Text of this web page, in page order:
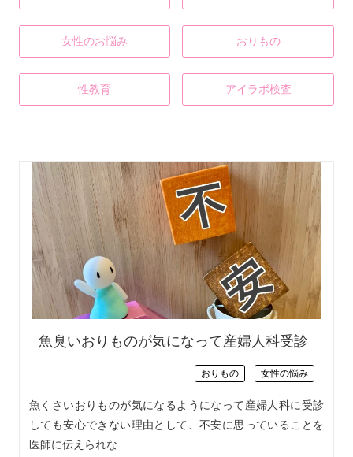
女性のお悩み おりもの
性教育 アイラボ検査
魚臭いおりものが気になって産婦人科受診
おりもの 女性の悩み
魚くさいおりものが気になるようになって産婦人科に受診
しても安心できない理由として、不安に思っていることを
医師に伝えられな...